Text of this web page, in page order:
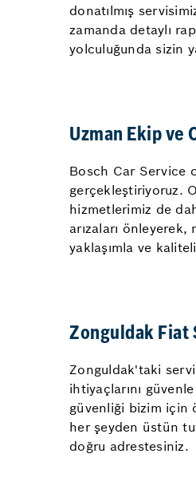
donatılmış
zamanda detaylı
yolculuğunda sizin
Uzman Ekip ve
Bosch Car Service
gerçekleştiriyoruz.
hizmetlerimiz de
arızaları önleyerek,
yaklaşımla ve
Zonguldak Fiat
Zonguldak'taki
ihtiyaçlarını
güvenliği bizim için
her şeyden üstün
doğru adrestesiniz.